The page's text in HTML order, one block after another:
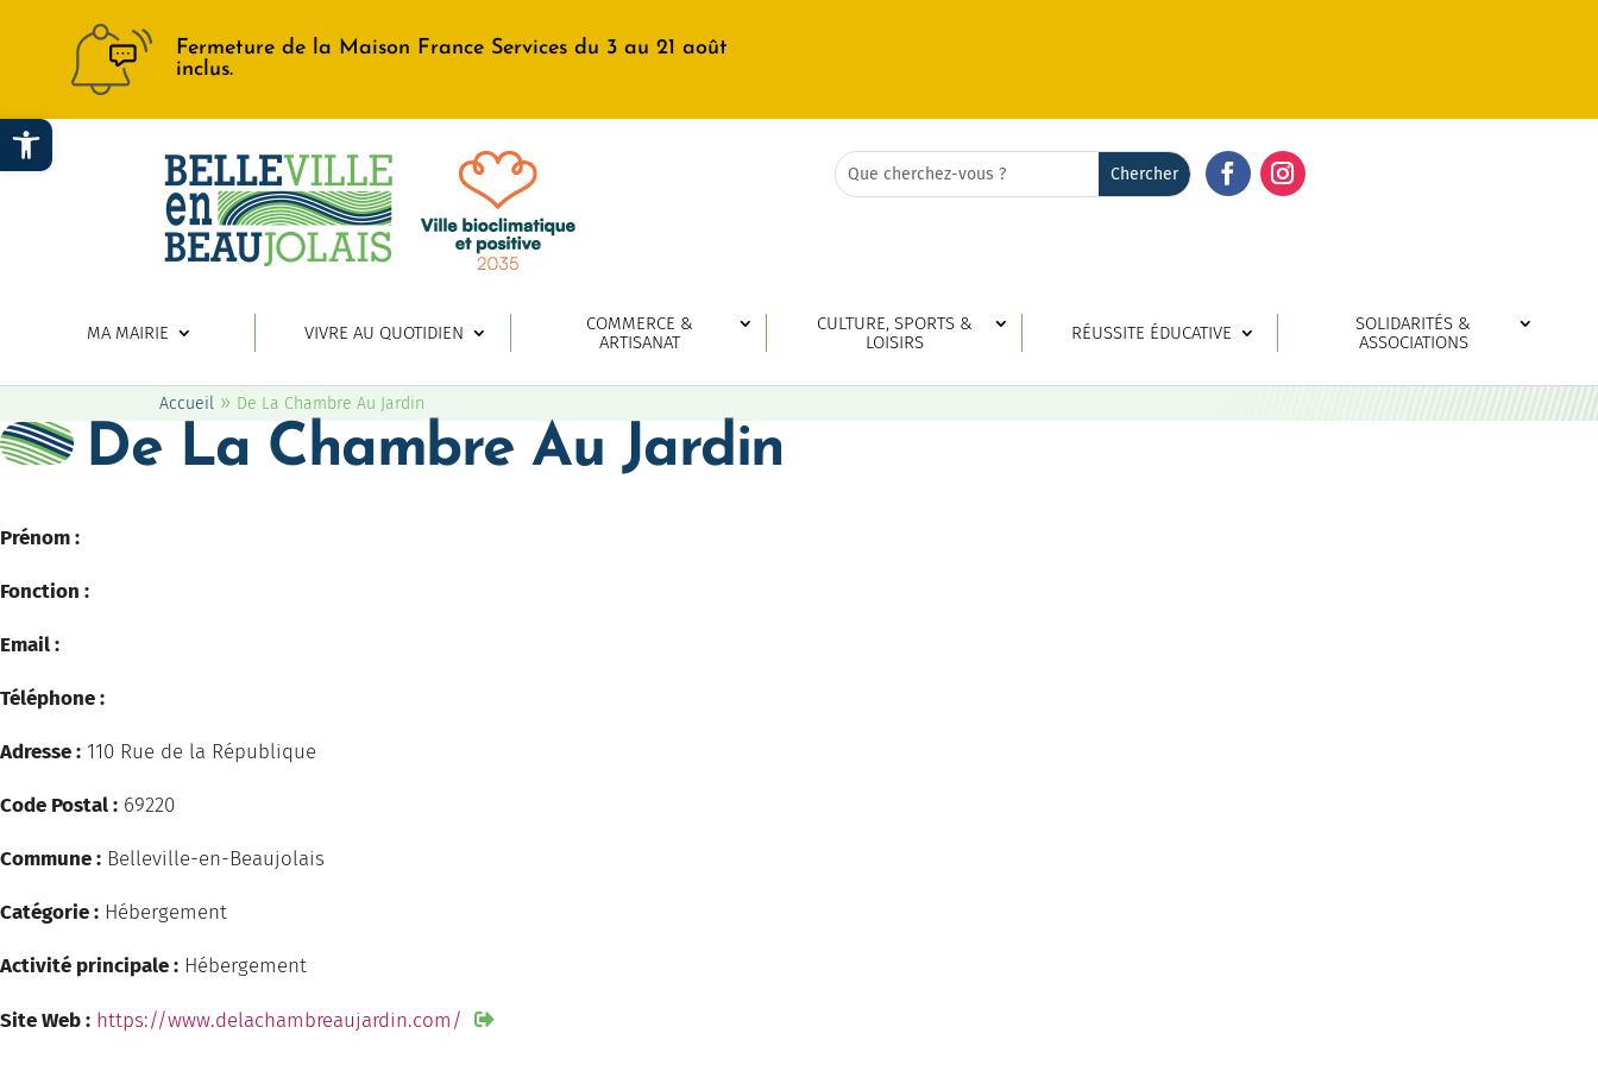
Ouvrir la barre d’outils
Fermeture de la Maison France Services du 3 au 21 août
inclus.
Rechercher:
Search
for...
MA MAIRIE VIVRE AU QUOTIDIEN
COMMERCE &
ARTISANAT
CULTURE, SPORTS &
LOISIRS
RÉUSSITE ÉDUCATIVE
SOLIDARITÉS &
ASSOCIATIONS
Accueil » De La Chambre Au Jardin
De La Chambre Au Jardin
Prénom :
Fonction :
Email :
Téléphone :
Adresse : 110 Rue de la République
Code Postal : 69220
Commune : Belleville-en-Beaujolais
Catégorie : Hébergement
Activité principale : Hébergement
Site Web : https://www.delachambreaujardin.com/